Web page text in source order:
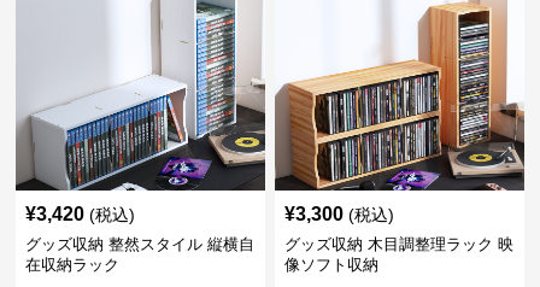
¥3,420 (税込)
グッズ収納 整然スタイル 縦横自
在収納ラック
¥3,300 (税込)
グッズ収納 木目調整理ラック 映
像ソフト収納